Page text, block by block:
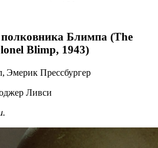
Блимпа (The
Blimp, 1943)
Эмерик Прессбургер
Ливси